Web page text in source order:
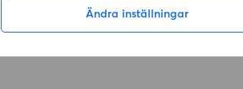
Ändra inställningar